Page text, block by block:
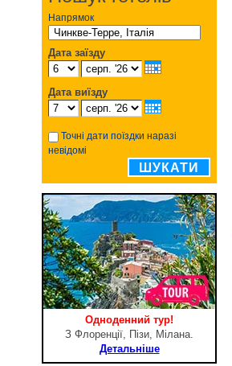
Напрямок
Дата заїзду
Дата виїзду
Точні дати поїздки наразі
невідомі
ШУКАТИ
Одноденний тур!
З Флоренції, Пізи, Мілана.
Детальніше